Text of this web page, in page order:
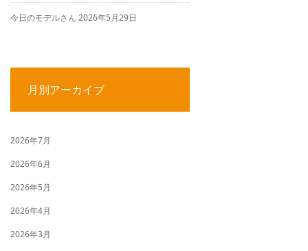
今日のモデルさん 2026年5月29日
月別アーカイブ
2026年7月
2026年6月
2026年5月
2026年4月
2026年3月